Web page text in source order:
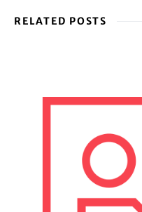
RELATED POSTS